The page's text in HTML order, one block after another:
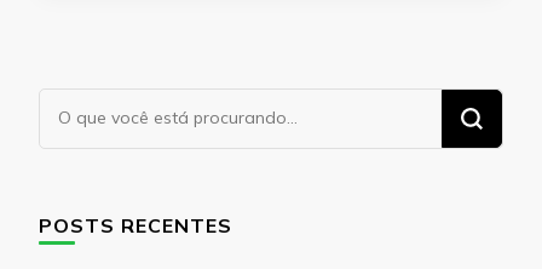
Procurando
POSTS RECENTES